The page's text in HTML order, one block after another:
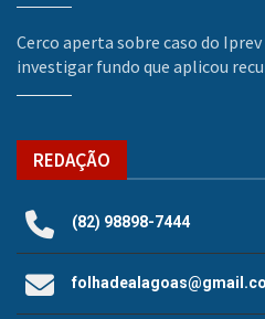
Cerco aperta sobre caso do Iprev
investigar fundo que aplicou
REDAÇÃO
(82) 98898-7444